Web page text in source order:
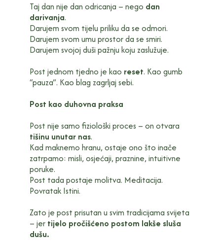
Taj dan nije dan odricanja – nego dan
darivanja.
Darujem svom tijelu priliku da se odmori.
Darujem svom umu prostor da se smiri.
Darujem svojoj duši pažnju koju zaslužuje.
Post jednom tjedno je kao reset. Kao gumb
“pauza”. Kao blag zagrljaj sebi.
Post kao duhovna praksa
Post nije samo fiziološki proces – on otvara
tišinu unutar nas.
Kad maknemo hranu, ostaje ono što inače
zatrpamo: misli, osjećaji, praznine, intuitivne
poruke.
Post tada postaje molitva. Meditacija.
Povratak Istini.
Zato je post prisutan u svim tradicijama svijeta
– jer tijelo pročišćeno postom lakše sluša
dušu.